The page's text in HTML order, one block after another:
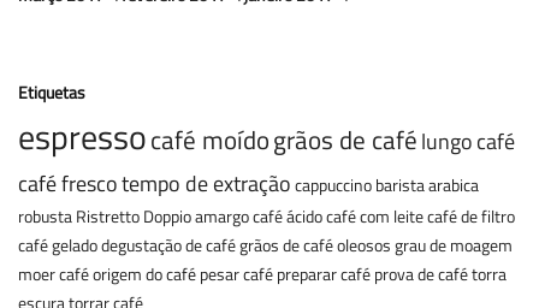
Etiquetas
espressocafé moídogrãos de cafélungocafé
café frescotempo de extraçãocappuccinobaristaarabica
robustaRistrettoDoppioamargocafé ácidocafé com leitecafé de filtro
café geladodegustação de cafégrãos de café oleososgrau de moagem
moer caféorigem do cafépesar cafépreparar caféprova de cafétorra
escuratorrar café